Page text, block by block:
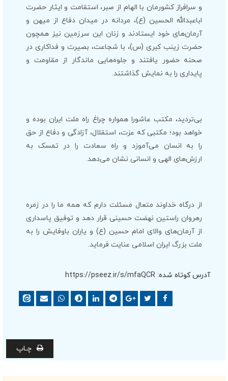
و سرافراز کشورمان با الهام از صبر، استقامت و ایثار حضرت
اباعبدالله الحسین (ع)، مردانه در میدان دفاع از میهن و
آرمان‌های خود ایستادند و زنان این سرزمین نیز همچون
حضرت زینب کبری (س)، با شجاعت، بصیرت و فداکاری در
صحنه حضور یافتند و جلوه‌هایی ماندگار از مقاومت و
پایداری را به نمایش گذاشتند.
بی‌تردید، مکتب عاشورا همواره چراغ راه ملت ایران بوده و
خواهد بود؛ مکتبی که عزت، استقلال، آزادگی و دفاع از حق
را به انسان می‌آموزد و راه سعادت را در تمسک به
ارزش‌های الهی و انسانی نشان می‌دهد.
از درگاه خداوند متعال مسئلت دارم که همه ما را در زمره
رهروان راستین نهضت حسینی قرار دهد و توفیق پاسداری
از آرمان‌های والای امام حسین (ع) و یاران باوفایش را به
ملت بزرگ ایران اسلامی عنایت فرماید.
آدرس کوتاه شده: https://pseez.ir/s/mfaQCR
چـاپ